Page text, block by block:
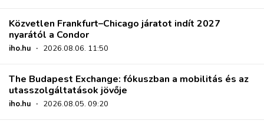
Közvetlen Frankfurt–Chicago járatot indít 2027
nyarától a Condor
iho.hu · 2026.08.06. 11:50
The Budapest Exchange: fókuszban a mobilitás és az
utasszolgáltatások jövője
iho.hu · 2026.08.05. 09:20